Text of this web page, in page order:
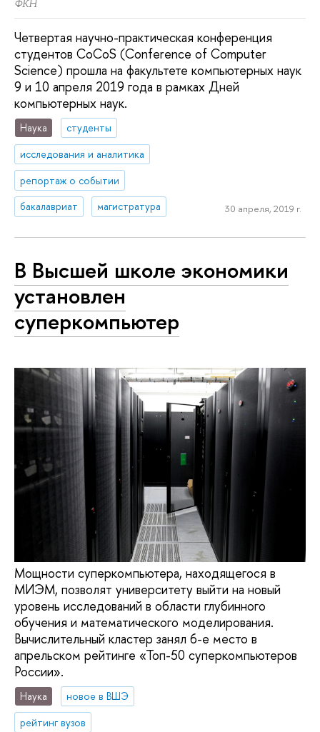
ФКН
Четвертая научно-практическая конференция
студентов CoCoS (Conference of Computer
Science) прошла на факультете компьютерных наук
9 и 10 апреля 2019 года в рамках Дней
компьютерных наук.
Наука
студенты
исследования и аналитика
репортаж о событии
бакалавриат
магистратура 30 апреля, 2019 г.
В Высшей школе экономики
установлен
суперкомпьютер
Мощности суперкомпьютера, находящегося в
МИЭМ, позволят университету выйти на новый
уровень исследований в области глубинного
обучения и математического моделирования.
Вычислительный кластер занял 6-е место в
апрельском рейтинге «Топ-50 суперкомпьютеров
России».
Наука
новое в ВШЭ
рейтинг вузов